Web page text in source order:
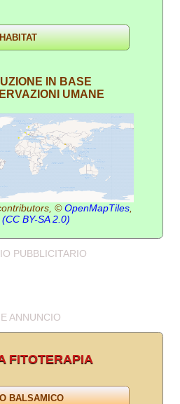
IN BASE
UMANE
©OpenMapTiles
(CC BY-SA 2.0)
PUBBLICITARIO
ANNUNCIO
FITOTERAPIA